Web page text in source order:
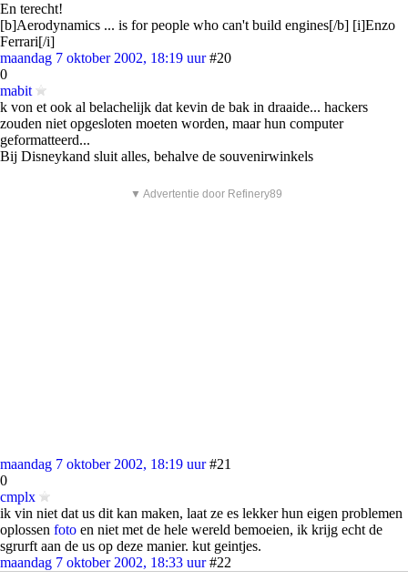
En terecht!
[b]Aerodynamics ... is for people who can't build engines[/b] [i]Enzo
Ferrari[/i]
maandag 7 oktober 2002, 18:19 uur #20
0
mabit
k von et ook al belachelijk dat kevin de bak in draaide... hackers
zouden niet opgesloten moeten worden, maar hun computer
geformatteerd...
Bij Disneykand sluit alles, behalve de souvenirwinkels
▼ Advertentie door Refinery89
maandag 7 oktober 2002, 18:19 uur #21
0
cmplx
ik vin niet dat us dit kan maken, laat ze es lekker hun eigen problemen
oplossen foto en niet met de hele wereld bemoeien, ik krijg echt de
sgrurft aan de us op deze manier. kut geintjes.
maandag 7 oktober 2002, 18:33 uur #22